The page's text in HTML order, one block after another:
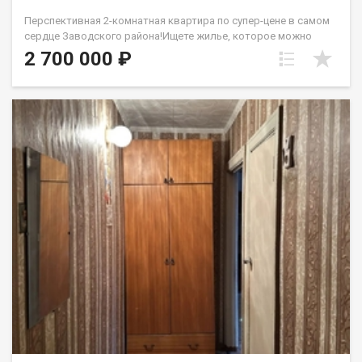
Перспективная 2-комнатная квартира по супер-цене в самом
сердце Заводского района!Ищете жилье, которое можно
полностью обустроить под себя, не переплачивая за чужой
сомнительный ремонт? Эта квартира по адресу ул.
идей и одна из самых выгодных инвестиций на рынке
недвижимости!Главные преимущества квартиры:Комфортный
2 этаж — идеальная и самая востребованная высота, не
зависящая от работы лифта.Застекленный балкон —
надежная защита от непогоды и готовое пространство для
зоны отдыха или хранения. Раздельный санузел —
максимальное удобство для комфортных утренних сборов
всей семьи. Состояние «под ремонт» — полная свобода в
выборе материалов, цветов и будущей планировки.Низкая
цена — вы покупаете квадратные метры, а не чужие обои,
существенно экономя бюджет.Развитая инфраструктура в
шаговой доступности:Дом расположен в тихом, зеленом
микрорайоне с образцовой планировкой — все социально
важные объекты находятся буквально во дворе.Школы для
детей: в 5 минутах ходьбы расположена средняя
общеобразовательная школа № 81, а в 10 минутах —
знаменитый лицей № 35 с профильным обучением. Детские
2 700 000 ₽